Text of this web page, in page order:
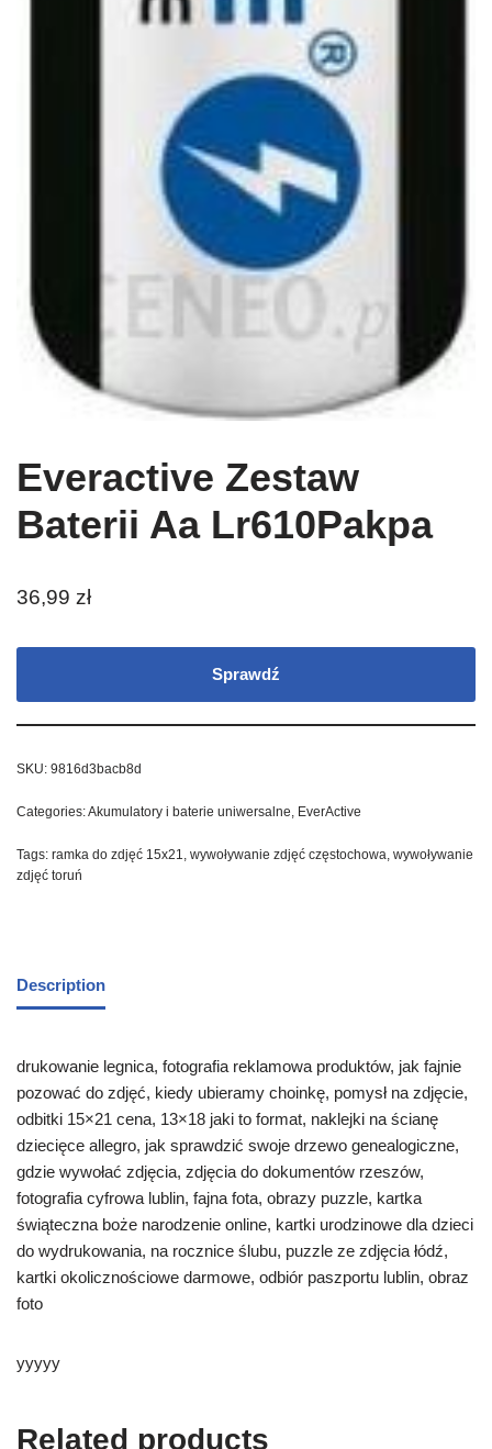
Everactive Zestaw
Baterii Aa Lr610Pakpa
36,99 zł
Sprawdź
SKU: 9816d3bacb8d
Categories:Akumulatory i baterie uniwersalne, EverActive
Tags: ramka do zdjęć 15x21, wywoływanie zdjęć częstochowa, wywoływanie
zdjęć toruń
Description
drukowanie legnica, fotografia reklamowa produktów, jak fajnie
pozować do zdjęć, kiedy ubieramy choinkę, pomysł na zdjęcie,
odbitki 15×21 cena, 13×18 jaki to format, naklejki na ścianę
dziecięce allegro, jak sprawdzić swoje drzewo genealogiczne,
gdzie wywołać zdjęcia, zdjęcia do dokumentów rzeszów,
fotografia cyfrowa lublin, fajna fota, obrazy puzzle, kartka
świąteczna boże narodzenie online, kartki urodzinowe dla dzieci
do wydrukowania, na rocznice ślubu, puzzle ze zdjęcia łódź,
kartki okolicznościowe darmowe, odbiór paszportu lublin, obraz
foto
yyyyy
Related products